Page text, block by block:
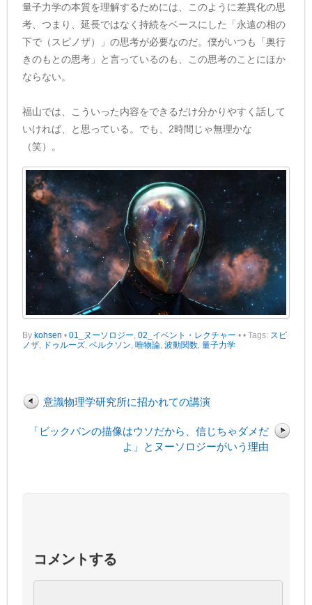
量子力学の本質を理解するためには、このように差異化の思
考、つまり、延長ではなく持続をベースにした「永遠の相の
下で（スピノザ）」の思考が必要なのだ。僕がいつも「奥行
きのもとの思考」と言っているのも、この思考のことにほか
ならない。
福山では、こういった内容をできるだけ分かりやすく話して
いければ、と思っている。でも、2時間じゃ無理かな
（笑）。
Bykohsen • 01_ヌーソロジー ,02_イベント・レクチャー • • Tags: スピ
ノザ
ドゥルーズ ,ベルクソン ,唯物論 ,波動関数 ,量子力学
意識物理学研究所に招かれての講演
「ビックバンの描像はウソだから、信じちゃダメだ
よ」とヌーソロジーがいう理由
コメントする